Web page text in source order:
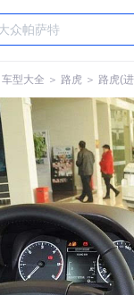
车型大全 ＞ 路虎 ＞ 路虎(